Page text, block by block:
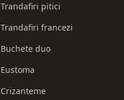
Trandafiri pitici
Trandafiri francezi
Buchete duo
Eustoma
Crizanteme